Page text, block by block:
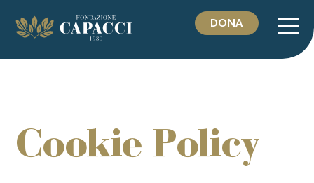
contenuto
DONA
Cookie Policy